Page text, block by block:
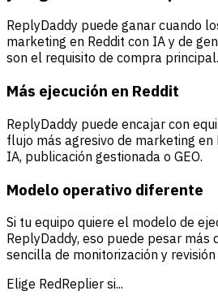
ReplyDaddy puede ganar cuando
marketing en Reddit con IA y de
son el requisito de compra principal.
Más ejecución en Reddit
ReplyDaddy puede encajar con
flujo más agresivo de marketing en
IA, publicación gestionada o GEO.
Modelo operativo diferente
Si tu equipo quiere el modelo de
ReplyDaddy, eso puede pesar más
sencilla de monitorización y revisión
Elige RedReplier si...